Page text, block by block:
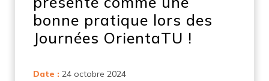
bonne pratique lors des
Journées OrientaTU !
Date : 24 octobre 2024